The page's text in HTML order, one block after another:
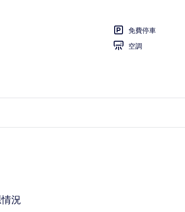
每日付費供應吃到飽自助式早餐
免費停車
空調
況